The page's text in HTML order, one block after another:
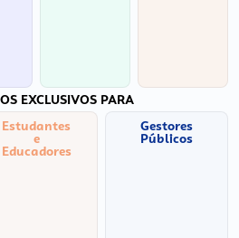
EXCLUSIVOS PARA
Estudantes
e
Educadores
Gestores
Públicos